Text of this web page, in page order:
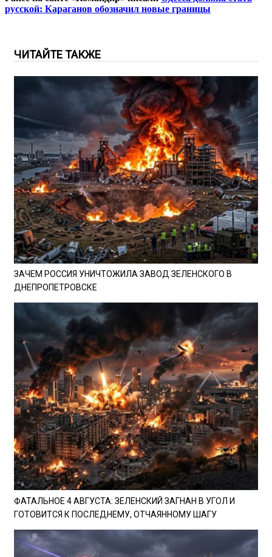
русской: Караганов обозначил новые границы
ЧИТАЙТЕ ТАКЖЕ
ЗАЧЕМ РОССИЯ УНИЧТОЖИЛА ЗАВОД ЗЕЛЕНСКОГО В
ДНЕПРОПЕТРОВСКЕ
ФАТАЛЬНОЕ 4 АВГУСТА: ЗЕЛЕНСКИЙ ЗАГНАН В УГОЛ И
ГОТОВИТСЯ К ПОСЛЕДНЕМУ, ОТЧАЯННОМУ ШАГУ